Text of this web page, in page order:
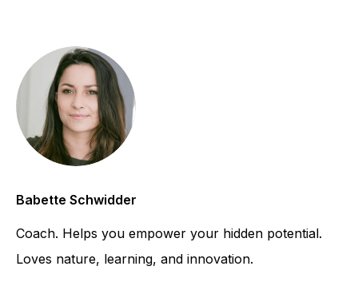
Babette Schwidder
Coach. Helps you empower your hidden potential.
Loves nature, learning, and innovation.